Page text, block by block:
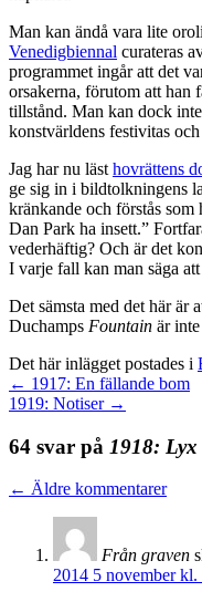
Man kan ändå vara lite
Venedigbiennal curateras
programmet ingår att det
orsakerna, förutom att han
tillstånd. Man kan dock
konstvärldens festivitas
Jag har nu läst hovrättens
ge sig in i bildtolkningens
kränkande och förstås
Dan Park ha insett.”
vederhäftig? Och är det
I varje fall kan man säga
Det sämsta med det här är
Duchamps Fountain är
Det här inlägget postades i
← 1917: En fällande bom
1919: Notiser →
64 svar på 1918:
← Äldre kommentarer
Från graven
2014 5 november kl.